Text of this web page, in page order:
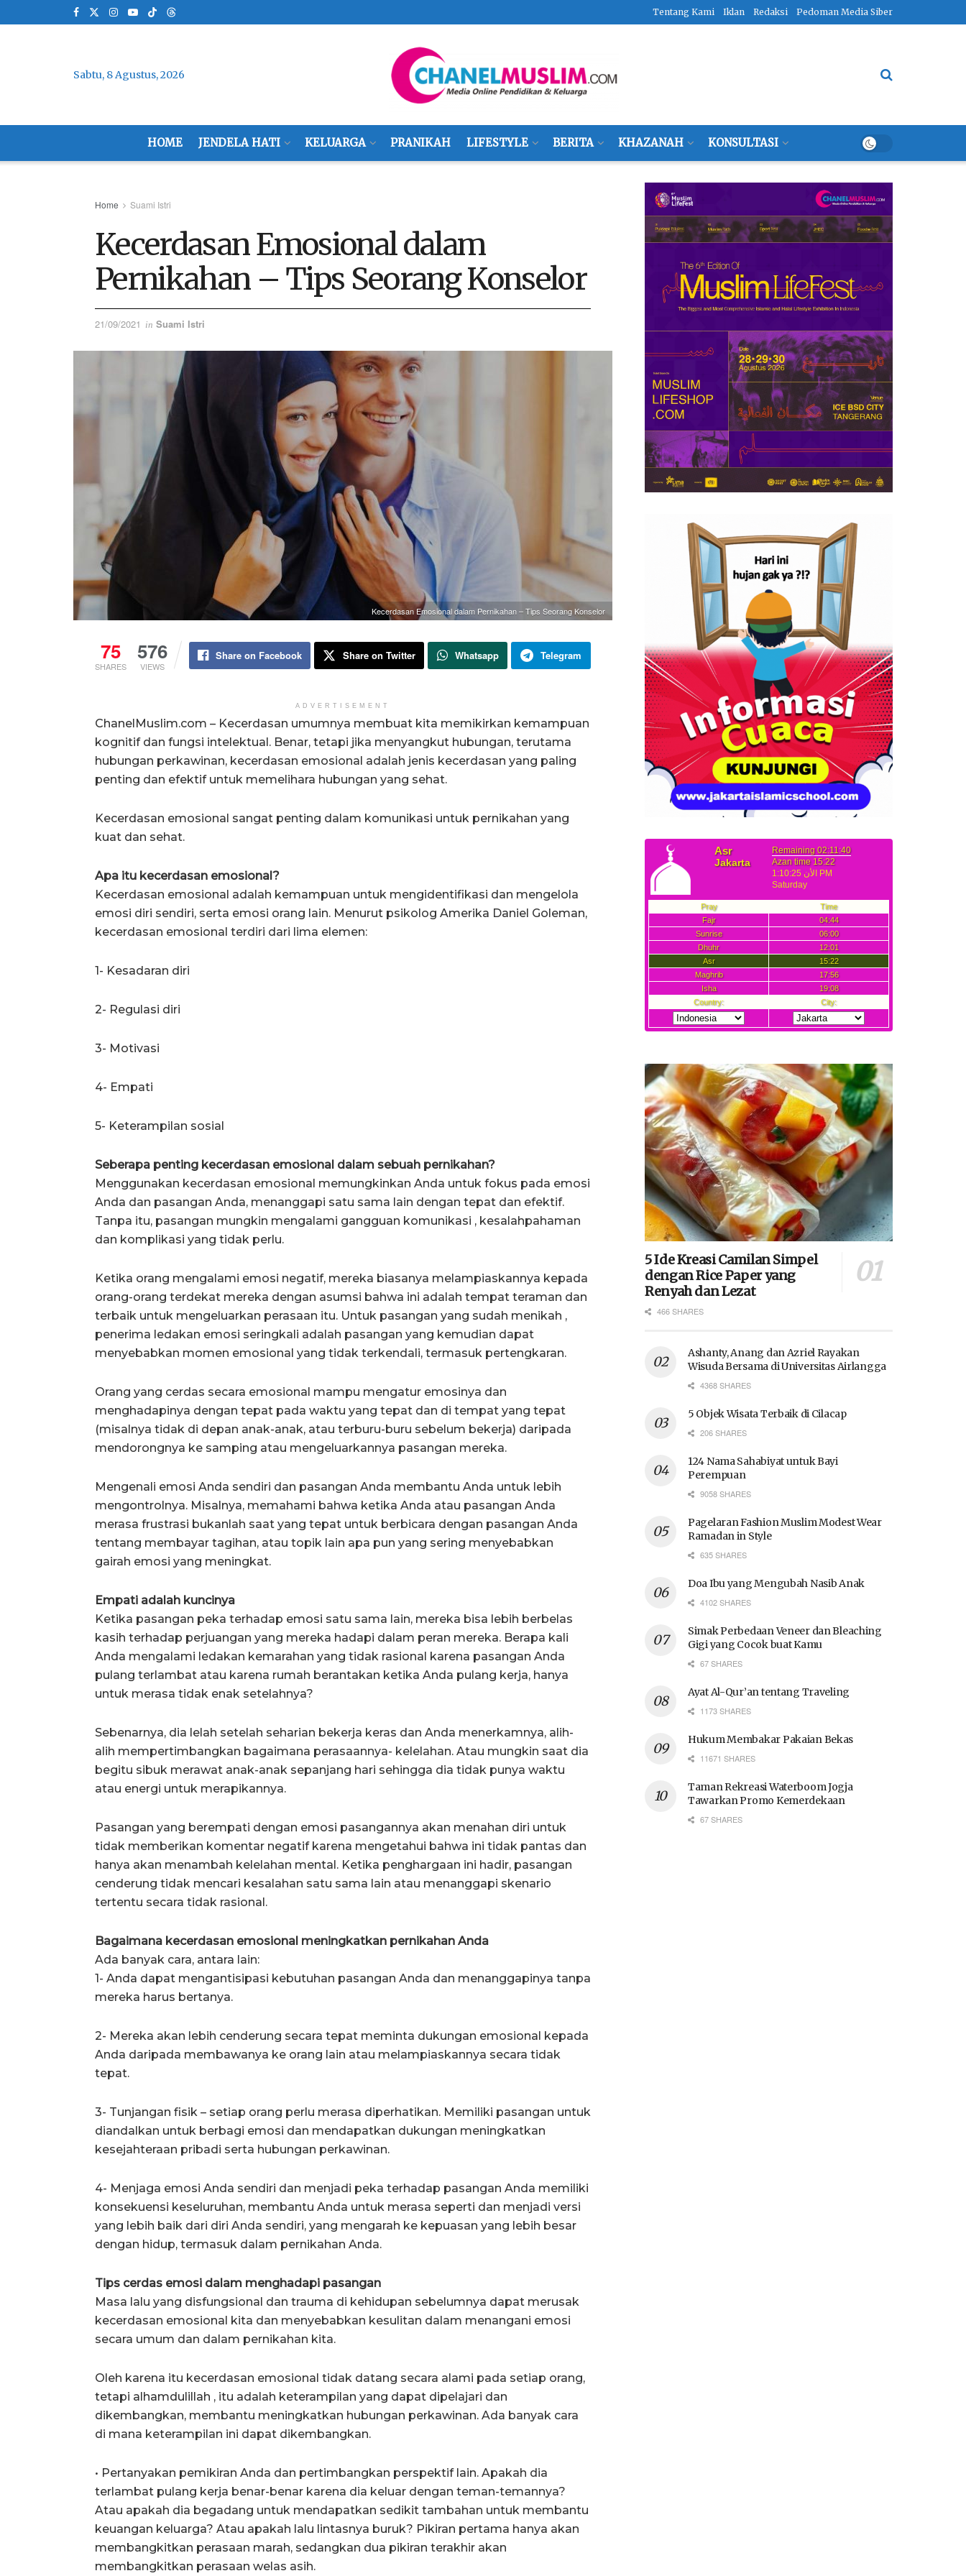
Tentang Kami Iklan Redaksi Pedoman Media Siber
Sabtu, 8 Agustus, 2026
HOME JENDELA HATI KELUARGA PRANIKAH LIFESTYLE BERITA KHAZANAH KONSULTASI
Home Suami Istri
Kecerdasan Emosional dalam
Pernikahan – Tips Seorang Konselor
21/09/2021 in Suami Istri
Kecerdasan Emosional dalam Pernikahan – Tips Seorang Konselor
75
SHARES
576
VIEWS
Share on Facebook Share on Twitter Whatsapp Telegram
ADVERTISEMENT
ChanelMuslim.com – Kecerdasan umumnya membuat kita memikirkan kemampuan
kognitif dan fungsi intelektual. Benar, tetapi jika menyangkut hubungan, terutama
hubungan perkawinan, kecerdasan emosional adalah jenis kecerdasan yang paling
penting dan efektif untuk memelihara hubungan yang sehat.
Kecerdasan emosional sangat penting dalam komunikasi untuk pernikahan yang
kuat dan sehat.
Apa itu kecerdasan emosional?
Kecerdasan emosional adalah kemampuan untuk mengidentifikasi dan mengelola
emosi diri sendiri, serta emosi orang lain. Menurut psikolog Amerika Daniel Goleman,
kecerdasan emosional terdiri dari lima elemen:
1- Kesadaran diri
2- Regulasi diri
3- Motivasi
4- Empati
5- Keterampilan sosial
Seberapa penting kecerdasan emosional dalam sebuah pernikahan?
Menggunakan kecerdasan emosional memungkinkan Anda untuk fokus pada emosi
Anda dan pasangan Anda, menanggapi satu sama lain dengan tepat dan efektif.
Tanpa itu, pasangan mungkin mengalami gangguan komunikasi , kesalahpahaman
dan komplikasi yang tidak perlu.
Ketika orang mengalami emosi negatif, mereka biasanya melampiaskannya kepada
orang-orang terdekat mereka dengan asumsi bahwa ini adalah tempat teraman dan
terbaik untuk mengeluarkan perasaan itu. Untuk pasangan yang sudah menikah ,
penerima ledakan emosi seringkali adalah pasangan yang kemudian dapat
menyebabkan momen emosional yang tidak terkendali, termasuk pertengkaran.
Orang yang cerdas secara emosional mampu mengatur emosinya dan
menghadapinya dengan tepat pada waktu yang tepat dan di tempat yang tepat
(misalnya tidak di depan anak-anak, atau terburu-buru sebelum bekerja) daripada
mendorongnya ke samping atau mengeluarkannya pasangan mereka.
Mengenali emosi Anda sendiri dan pasangan Anda membantu Anda untuk lebih
mengontrolnya. Misalnya, memahami bahwa ketika Anda atau pasangan Anda
merasa frustrasi bukanlah saat yang tepat untuk berbicara dengan pasangan Anda
tentang membayar tagihan, atau topik lain apa pun yang sering menyebabkan
gairah emosi yang meningkat.
Empati adalah kuncinya
Ketika pasangan peka terhadap emosi satu sama lain, mereka bisa lebih berbelas
kasih terhadap perjuangan yang mereka hadapi dalam peran mereka. Berapa kali
Anda mengalami ledakan kemarahan yang tidak rasional karena pasangan Anda
pulang terlambat atau karena rumah berantakan ketika Anda pulang kerja, hanya
untuk merasa tidak enak setelahnya?
Sebenarnya, dia lelah setelah seharian bekerja keras dan Anda menerkamnya, alih-
alih mempertimbangkan bagaimana perasaannya- kelelahan. Atau mungkin saat dia
begitu sibuk merawat anak-anak sepanjang hari sehingga dia tidak punya waktu
atau energi untuk merapikannya.
Pasangan yang berempati dengan emosi pasangannya akan menahan diri untuk
tidak memberikan komentar negatif karena mengetahui bahwa ini tidak pantas dan
hanya akan menambah kelelahan mental. Ketika penghargaan ini hadir, pasangan
cenderung tidak mencari kesalahan satu sama lain atau menanggapi skenario
tertentu secara tidak rasional.
Bagaimana kecerdasan emosional meningkatkan pernikahan Anda
Ada banyak cara, antara lain:
1- Anda dapat mengantisipasi kebutuhan pasangan Anda dan menanggapinya tanpa
mereka harus bertanya.
2- Mereka akan lebih cenderung secara tepat meminta dukungan emosional kepada
Anda daripada membawanya ke orang lain atau melampiaskannya secara tidak
tepat.
3- Tunjangan fisik – setiap orang perlu merasa diperhatikan. Memiliki pasangan untuk
diandalkan untuk berbagi emosi dan mendapatkan dukungan meningkatkan
kesejahteraan pribadi serta hubungan perkawinan.
4- Menjaga emosi Anda sendiri dan menjadi peka terhadap pasangan Anda memiliki
konsekuensi keseluruhan, membantu Anda untuk merasa seperti dan menjadi versi
yang lebih baik dari diri Anda sendiri, yang mengarah ke kepuasan yang lebih besar
dengan hidup, termasuk dalam pernikahan Anda.
Tips cerdas emosi dalam menghadapi pasangan
Masa lalu yang disfungsional dan trauma di kehidupan sebelumnya dapat merusak
kecerdasan emosional kita dan menyebabkan kesulitan dalam menangani emosi
secara umum dan dalam pernikahan kita.
Oleh karena itu kecerdasan emosional tidak datang secara alami pada setiap orang,
tetapi alhamdulillah , itu adalah keterampilan yang dapat dipelajari dan
dikembangkan, membantu meningkatkan hubungan perkawinan. Ada banyak cara
di mana keterampilan ini dapat dikembangkan.
• Pertanyakan pemikiran Anda dan pertimbangkan perspektif lain. Apakah dia
terlambat pulang kerja benar-benar karena dia keluar dengan teman-temannya?
Atau apakah dia begadang untuk mendapatkan sedikit tambahan untuk membantu
keuangan keluarga? Atau apakah lalu lintasnya buruk? Pikiran pertama hanya akan
membangkitkan perasaan marah, sedangkan dua pikiran terakhir akan
membangkitkan perasaan welas asih.
5 Ide Kreasi Camilan Simpel
dengan Rice Paper yang
Renyah dan Lezat
466 SHARES
Ashanty, Anang dan Azriel Rayakan
Wisuda Bersama di Universitas Airlangga
4368 SHARES
5 Objek Wisata Terbaik di Cilacap
206 SHARES
124 Nama Sahabiyat untuk Bayi
Perempuan
9058 SHARES
Pagelaran Fashion Muslim Modest Wear
Ramadan in Style
635 SHARES
Doa Ibu yang Mengubah Nasib Anak
4102 SHARES
Simak Perbedaan Veneer dan Bleaching
Gigi yang Cocok buat Kamu
67 SHARES
Ayat Al-Qur’an tentang Traveling
1173 SHARES
Hukum Membakar Pakaian Bekas
11671 SHARES
Taman Rekreasi Waterboom Jogja
Tawarkan Promo Kemerdekaan
67 SHARES